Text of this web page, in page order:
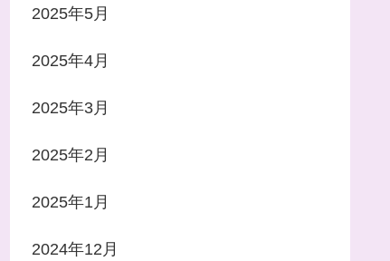
2025年5月
2025年4月
2025年3月
2025年2月
2025年1月
2024年12月